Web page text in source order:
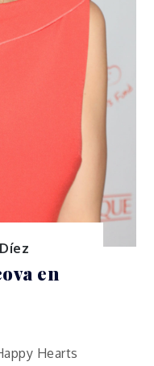
en
Hearts